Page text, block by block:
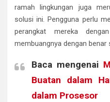
ramah lingkungan juga
solusi ini. Pengguna perlu
perangkat mereka
membuangnya dengan benar
Baca mengenai
Buatan dalam
dalam Prosesor